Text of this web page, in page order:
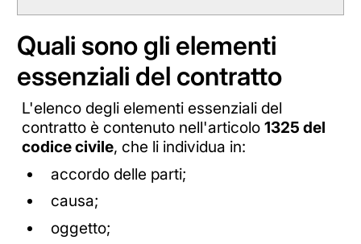
Quali sono gli elementi
essenziali del contratto
L'elenco degli elementi essenziali del
contratto è contenuto nell'articolo 1325 del
codice civile, che li individua in:
accordo delle parti;
causa;
oggetto;